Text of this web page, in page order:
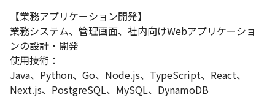
【こんな方と働きたい】
・技術やプロダクトづくりが好きな方
・これまでの開発経験を、設計・改善・技術支援に活かしたい方
・バックエンド/API開発の経験を活かし、上流工程やアーキテク
チャ設計にも関わりたい方
・業務アプリケーションやクラウドネイティブ開発に関心がある
方
【業務アプリケーション開発】
業務システム、管理画面、社内向けWebアプリケーショ
ンの設計・開発
使用技術：
Java、Python、Go、Node.js、TypeScript、React、
Next.js、PostgreSQL、MySQL、DynamoDB